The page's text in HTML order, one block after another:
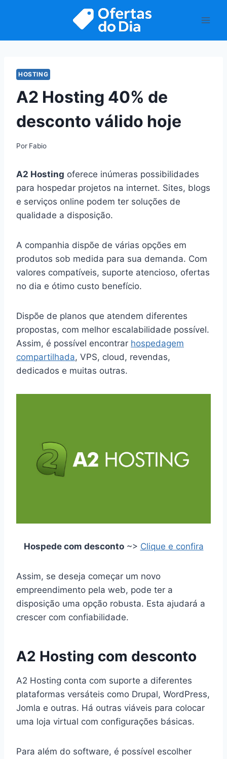
HOSTING
A2 Hosting 40% de
desconto válido hoje
Por Fabio
A2 Hosting oferece inúmeras possibilidades
para hospedar projetos na internet. Sites, blogs
e serviços online podem ter soluções de
qualidade a disposição.
A companhia dispõe de várias opções em
produtos sob medida para sua demanda. Com
valores compatíveis, suporte atencioso, ofertas
no dia e ótimo custo benefício.
Dispõe de planos que atendem diferentes
propostas, com melhor escalabilidade possível.
Assim, é possível encontrar hospedagem
compartilhada, VPS, cloud, revendas,
dedicados e muitas outras.
Hospede com desconto~> Clique e confira
Assim, se deseja começar um novo
empreendimento pela web, pode ter a
disposição uma opção robusta. Esta ajudará a
crescer com confiabilidade.
A2 Hosting com desconto
A2 Hosting conta com suporte a diferentes
plataformas versáteis como Drupal, WordPress,
Jomla e outras. Há outras viáveis para colocar
uma loja virtual com configurações básicas.
Para além do software, é possível escolher